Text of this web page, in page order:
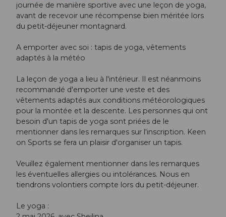
© Guidle.com
journée de manière sportive avec une leçon de yoga,
avant de recevoir une récompense bien méritée lors
du petit-déjeuner montagnard.
A emporter avec soi : tapis de yoga, vêtements
adaptés à la météo
La leçon de yoga a lieu à l'intérieur. Il est néanmoins
recommandé d'emporter une veste et des
vêtements adaptés aux conditions météorologiques
pour la montée et la descente. Les personnes qui ont
besoin d'un tapis de yoga sont priées de le
mentionner dans les remarques sur l'inscription. Keen
on Sports se fera un plaisir d'organiser un tapis.
Veuillez également mentionner dans les remarques
les éventuelles allergies ou intolérances. Nous en
tiendrons volontiers compte lors du petit-déjeuner.
Le yoga :